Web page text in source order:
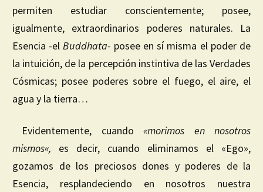
permiten estudiar conscientemente; posee,
igualmente, extraordinarios poderes naturales. La
Esencia -elBuddhata- posee en sí misma el poder de
la intuición, de la percepción instintiva de las Verdades
Cósmicas; posee poderes sobre el fuego, el aire, el
agua y la tierra…
Evidentemente, cuando«morimos en nosotros
mismos«, es decir, cuando eliminamos el «Ego»,
gozamos de los preciosos dones y poderes de la
Esencia, resplandeciendo en nosotros nuestra